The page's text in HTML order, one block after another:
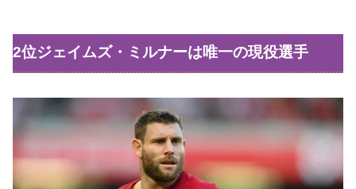
2位ジェイムズ・ミルナーは唯一の現役選手